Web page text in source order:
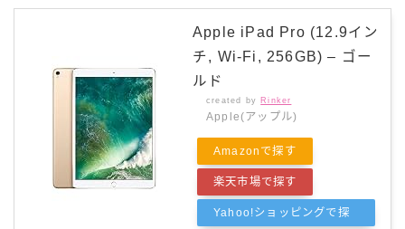
Apple iPad Pro (12.9イン
チ, Wi-Fi, 256GB) – ゴー
ルド
created by Rinker
Apple(アップル)
Amazonで探す
楽天市場で探す
Yahoo!ショッピングで探